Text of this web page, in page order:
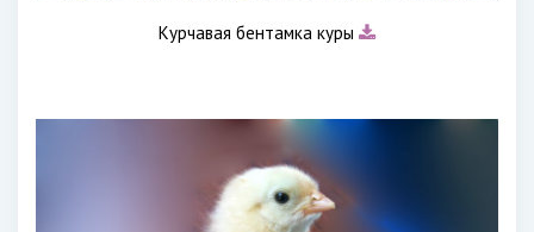
Курчавая бентамка куры